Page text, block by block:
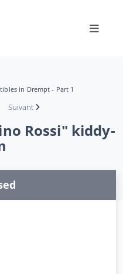
in Drempt - Part 1
Suivant
Rossi" kiddy-